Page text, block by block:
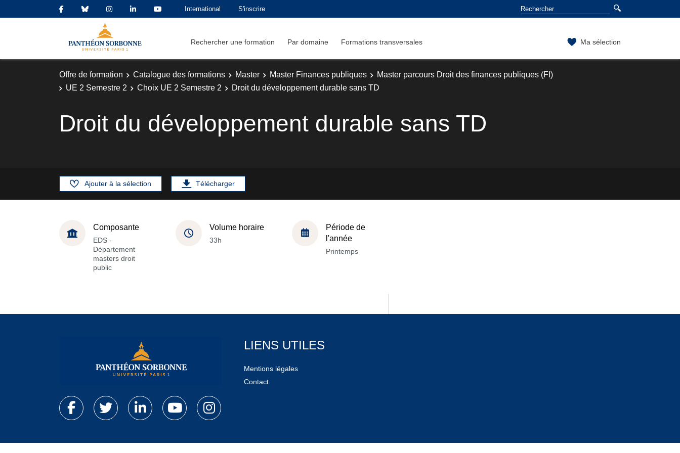
International S'inscrire
Rechercher une formation Par domaine Formations transversales Ma sélection
Offre de formation Catalogue des formations Master Master Finances publiques
Master parcours Droit des finances publiques (FI)
UE 2 Semestre 2
Choix UE 2 Semestre 2 Droit du développement durable sans TD
Droit du développement durable sans TD
Ajouter à la sélection Télécharger
Composante
EDS -
Département
masters droit
public
Volume horaire
33h
Période de
l'année
Printemps
LIENS UTILES
Mentions légales
Contact